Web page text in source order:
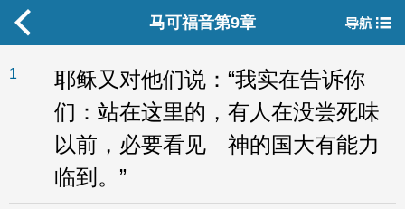
马可福音第9章
1
耶稣又对他们说：“我实在告诉你
们：站在这里的，有人在没尝死味
以前，必要看见 神的国大有能力
临到。”